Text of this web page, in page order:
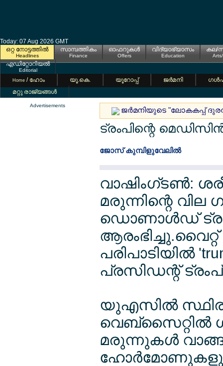
Today: 07 Aug 2026 GMT
ഒറ്റ നോട്ടത്തില്‍
Headlines
സാമ്പത്തികം
Finance
ഓഫറുകള്‍
Offers
വിദ്യാഭ്യാസം
Education
കല/
എഡിറ്റോറിയല്‍
Editorial
Home / ഹോം യൂ.കെ. യൂറോപ്പ് ജര്‍മനി
മറ്റു രാജ്യങ്ങള്‍
Advertisements
ജര്‍മനിയുടെ "ലോകകപ്പ്
ട്രംപിന്റെ
ജോസ് കുമ്പിളുവേലില്‍
വാഷിംഗ്ടണ്‍:
മരുന്നിന്റെ
ഡൊണാള്‍ഡ്
പരിപാടിയില്‍
പ്രസിഡന്റ്
യുഎസില്‍ സ്ഥിര
വെബ്സൈറ്റില്‍
മരുന്നുകള്‍